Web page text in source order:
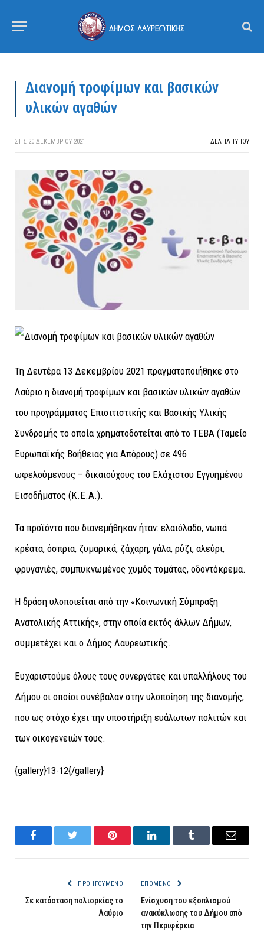
Διανομή τροφίμων και βασικών
υλικών αγαθών
ΣΤΙΣ 20 ΔΕΚΕΜΒΡΊΟΥ 2021 ΔΕΛΤΙΑ ΤΥΠΟΥ
Τη Δευτέρα 13 Δεκεμβρίου 2021 πραγματοποιήθηκε στο
Λαύριο η διανομή τροφίμων και βασικών υλικών αγαθών
του προγράμματος Επισιτιστικής και Βασικής Υλικής
Συνδρομής το οποία χρηματοδοτείται από το ΤΕΒΑ (Ταμείο
Ευρωπαϊκής Βοήθειας για Απόρους) σε 496
ωφελούμενους – δικαιούχους του Ελάχιστου Εγγυημένου
Εισοδήματος (Κ.Ε.Α.).
Τα προϊόντα που διανεμήθηκαν ήταν: ελαιόλαδο, νωπά
κρέατα, όσπρια, ζυμαρικά, ζάχαρη, γάλα, ρύζι, αλεύρι,
φρυγανιές, συμπυκνωμένος χυμός τομάτας, οδοντόκρεμα.
Η δράση υλοποιείται από την «Κοινωνική Σύμπραξη
Ανατολικής Αττικής», στην οποία εκτός άλλων Δήμων,
συμμετέχει και ο Δήμος Λαυρεωτικής.
Ευχαριστούμε όλους τους συνεργάτες και υπαλλήλους του
Δήμου οι οποίοι συνέβαλαν στην υλοποίηση της διανομής,
που ως στόχο έχει την υποστήριξη ευάλωτων πολιτών και
των οικογενειών τους.
{gallery}13-12{/gallery}
FacebookTwitter Pinterest LinkedInTumblr Email
ΠΡΟΗΓΟΎΜΕΝΟ
Σε κατάσταση πολιορκίας το
Λαύριο
ΕΠΌΜΕΝΟ
Ενίσχυση του εξοπλισμού
ανακύκλωσης του Δήμου από
την Περιφέρεια